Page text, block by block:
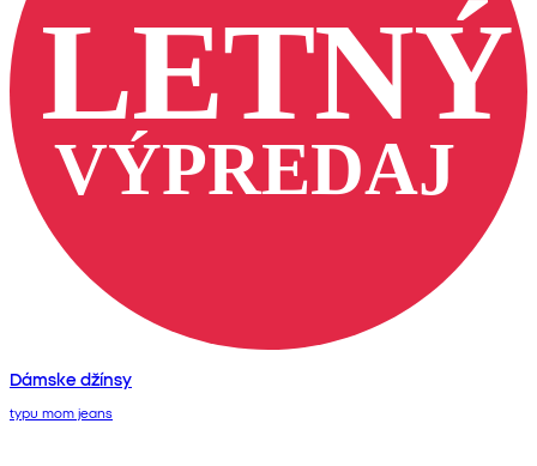
Dámske džínsy
typu mom jeans